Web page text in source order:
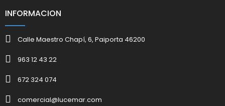
INFORMACION
Calle Maestro Chapí, 6, Paiporta 46200
963 12 43 22
672 324 074
comercial@lucemar.com